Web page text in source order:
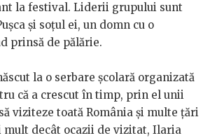
la festival. Liderii grupului sunt
și soțul ei, un domn cu o
prinsă de pălărie.
la o serbare școlară organizată
că a crescut în timp, prin el unii
viziteze toată România și multe țări
mult decât ocazii de vizitat, Ilaria